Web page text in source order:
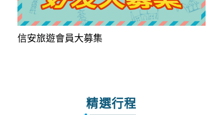
信安旅遊會員大募集
精選行程